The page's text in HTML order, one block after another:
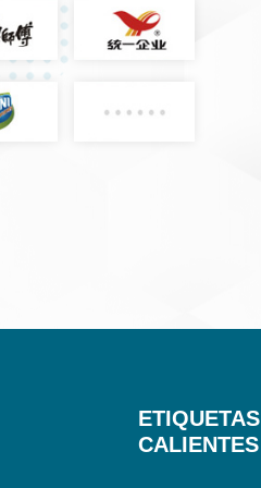
ETIQUETAS
CALIENTES